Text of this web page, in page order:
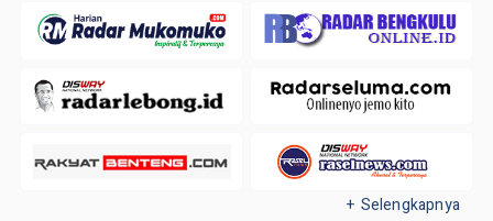
+ Selengkapnya